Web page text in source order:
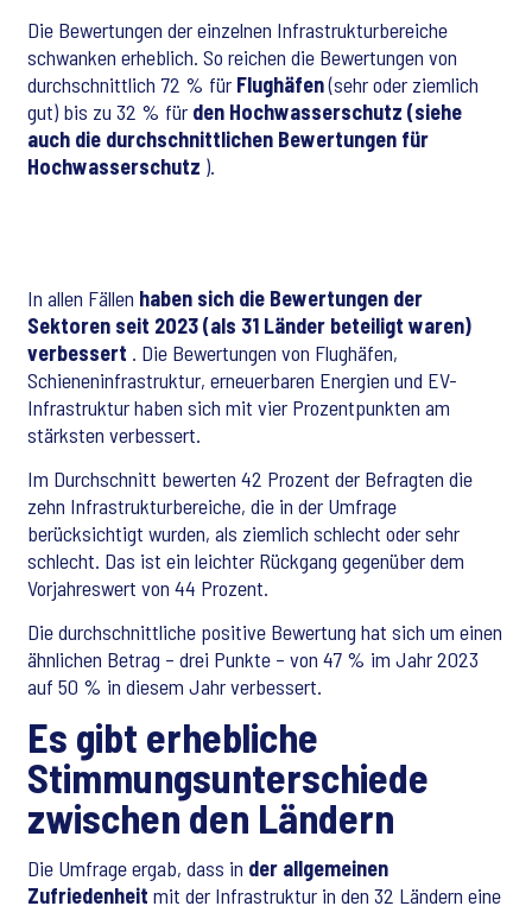
Die Bewertungen der einzelnen Infrastrukturbereiche
schwanken erheblich. So reichen die Bewertungen von
durchschnittlich 72 % für Flughäfen(sehr oder ziemlich
gut) bis zu 32 % für den Hochwasserschutz (siehe
auch die durchschnittlichen Bewertungen für
Hochwasserschutz ).
In allen Fällen haben sich die Bewertungen der
Sektoren seit 2023 (als 31 Länder beteiligt waren)
verbessert . Die Bewertungen von Flughäfen,
Schieneninfrastruktur, erneuerbaren Energien und EV-
Infrastruktur haben sich mit vier Prozentpunkten am
stärksten verbessert.
Im Durchschnitt bewerten 42 Prozent der Befragten die
zehn Infrastrukturbereiche, die in der Umfrage
berücksichtigt wurden, als ziemlich schlecht oder sehr
schlecht. Das ist ein leichter Rückgang gegenüber dem
Vorjahreswert von 44 Prozent.
Die durchschnittliche positive Bewertung hat sich um einen
ähnlichen Betrag – drei Punkte – von 47 % im Jahr 2023
auf 50 % in diesem Jahr verbessert.
Es gibt erhebliche
Stimmungsunterschiede
zwischen den Ländern
Die Umfrage ergab, dass in der allgemeinen
Zufriedenheit mit der Infrastruktur in den 32 Ländern eine